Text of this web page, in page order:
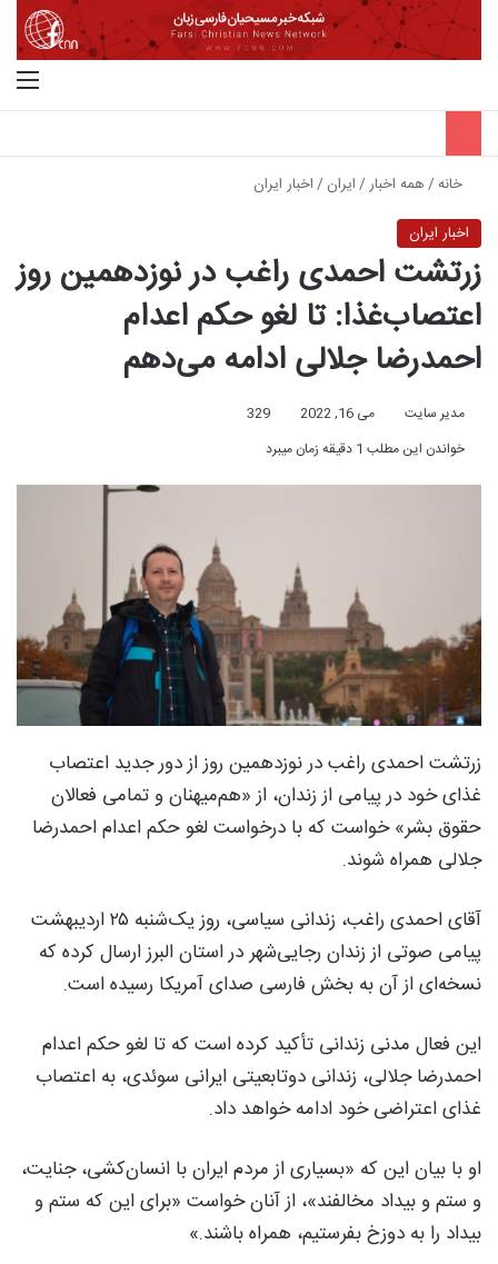
خانه/همه اخبار/ایران /اخبار ایران
اخبار ایران
زرتشت احمدی راغب در نوزدهمین روز
اعتصاب‌غذا: تا لغو حکم اعدام
احمدرضا جلالی ادامه می‌دهم
مدیر سایت می 16, 2022
329
خواندن این مطلب 1 دقیقه زمان میبرد
زرتشت احمدی راغب در نوزدهمین روز از دور جدید اعتصاب
غذای خود در پیامی از زندان، از «هم‌میهنان و تمامی فعالان
حقوق بشر» خواست که با درخواست لغو حکم اعدام احمدرضا
جلالی همراه شوند.
آقای احمدی راغب، زندانی سیاسی، روز یک‌شنبه ۲۵ اردیبهشت
پیامی صوتی از زندان رجایی‌شهر در استان البرز ارسال کرده که
نسخه‌ای از آن به بخش فارسی صدای آمریکا رسیده است.
این فعال مدنی زندانی تأکید کرده است که تا لغو حکم اعدام
احمدرضا جلالی، زندانی دوتابعیتی ایرانی سوئدی، به اعتصاب
غذای اعتراضی خود ادامه خواهد داد.
او با بیان این که «بسیاری از مردم ایران با انسان‌کشی، جنایت،
و ستم و بیداد مخالفند»، از آنان خواست «برای این که ستم و
بیداد را به دوزخ بفرستیم، همراه باشند.»